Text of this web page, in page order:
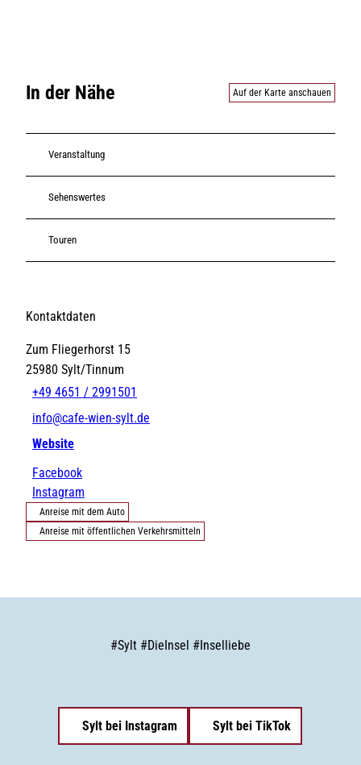
In der Nähe Auf der Karte anschauen
Veranstaltung
Sehenswertes
Touren
Kontaktdaten
Zum Fliegerhorst 15
25980 Sylt/Tinnum
+49 4651 / 2991501
info@cafe-wien-sylt.de
Website
Facebook
Instagram
Anreise mit dem Auto
Anreise mit öffentlichen Verkehrsmitteln
#Sylt #DieInsel #Inselliebe
Sylt bei Instagram Sylt bei TikTok